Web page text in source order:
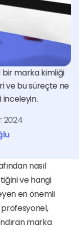
bir marka kimliği
ve bu süreçte ne
2024
nasıl
ve hangi
en önemli
profesyonel,
marka